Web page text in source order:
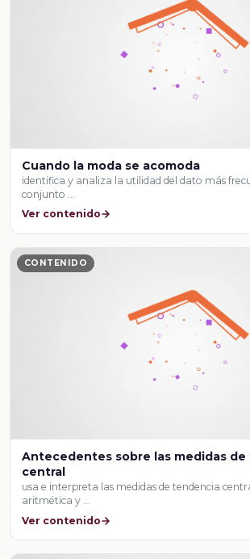
Cuando la moda se acomoda
identifica y analiza la utilidad del dato más
conjunto …
Ver contenido
CONTENIDO
Antecedentes sobre las medidas
central
usa e interpreta las medidas de tendencia
aritmética y …
Ver contenido